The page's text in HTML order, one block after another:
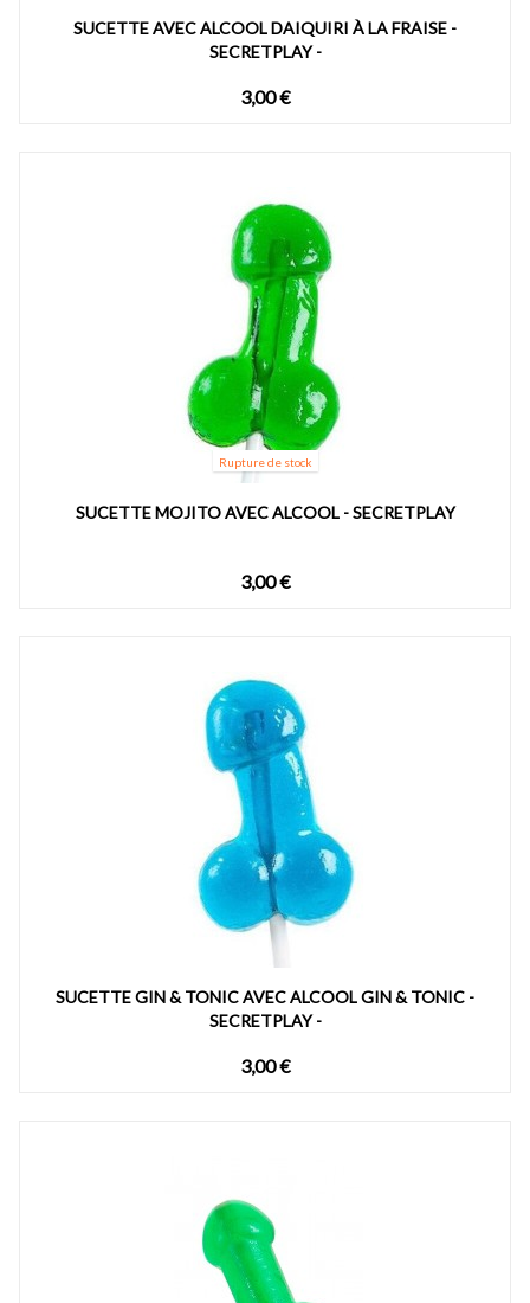
SUCETTE AVEC ALCOOL DAIQUIRI À LA FRAISE -
SECRETPLAY -
3,00 €
Rupture de stock
SUCETTE MOJITO AVEC ALCOOL - SECRETPLAY
3,00 €
SUCETTE GIN & TONIC AVEC ALCOOL GIN & TONIC -
SECRETPLAY -
3,00 €